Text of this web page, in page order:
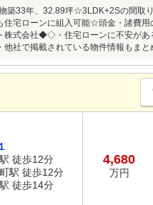
築33年、32.89坪☆3LDK+2Sの間取
住宅ローンに組入可能☆頭金・諸費
式会社◆◇・住宅ローンに不安があ
社で掲載されている物件情報もま
徒歩12分
駅 徒歩12分
徒歩14分
4,680
万円